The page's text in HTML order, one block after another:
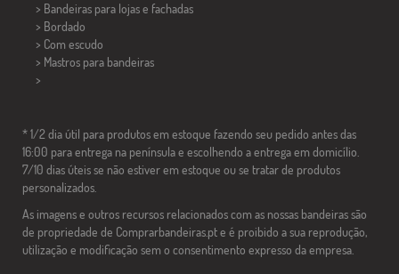
> Bandeiras para lojas e fachadas
> Bordado
> Com escudo
> Mastros para bandeiras
>
* 1/2 dia útil para produtos em estoque fazendo seu pedido antes das
16:00 para entrega na península e escolhendo a entrega em domicílio.
7/10 dias úteis se não estiver em estoque ou se tratar de produtos
personalizados.
As imagens e outros recursos relacionados com as nossas bandeiras são
de propriedade de Comprarbandeiras.pt e é proibido a sua reprodução,
utilização e modificação sem o consentimento expresso da empresa.